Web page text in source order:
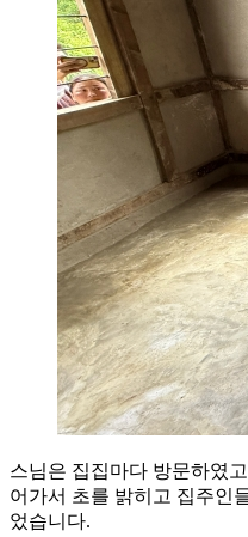
스님은 집집마다 방문하였
어가서 초를 밝히고 집주인
었습니다.